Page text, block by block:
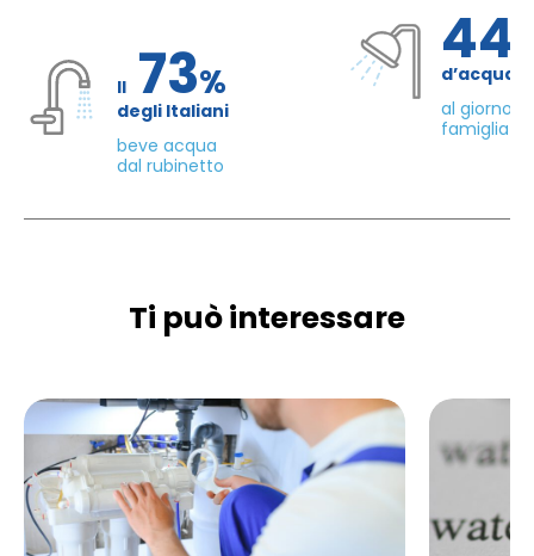
Il 73%
degli Italiani
beve acqua
dal rubinetto
d’acqua
al giorno
famiglia di
Ti può interessare